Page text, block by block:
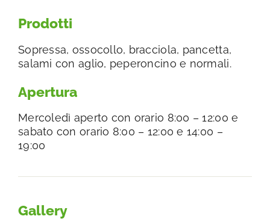
Prodotti
Sopressa, ossocollo, bracciola, pancetta,
salami con aglio, peperoncino e normali.
Apertura
Mercoledì aperto con orario 8:00 – 12:00 e
sabato con orario 8:00 – 12:00 e 14:00 –
19:00
Gallery